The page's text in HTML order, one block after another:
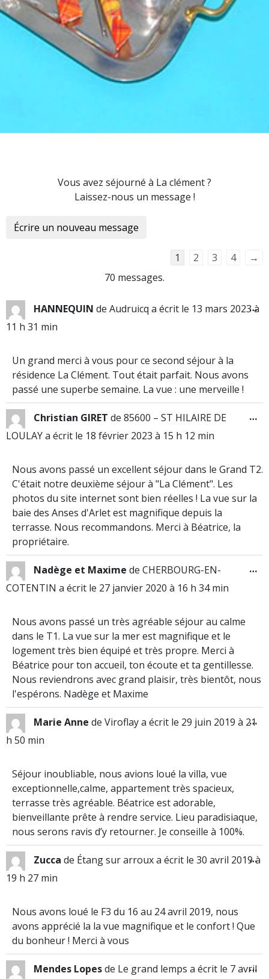
Vous avez séjourné à La clément ?
Laissez-nous un message !
1 2 3 4
→
70 messages.
HANNEQUIN de Audruicq a écrit le 13 mars 2023à
11 h 31 min
Un grand merci à vous pour ce second séjour à la
résidence La Clément. Tout était parfait. Nous avons
passé une superbe semaine. La vue : une merveille !
…
Christian GIRET de 85600 – ST HILAIRE DE
LOULAYa écrit le 18 février 2023 à 15 h 12 min
Nous avons passé un excellent séjour dans le Grand T2.
C'était notre deuxième séjour à "La Clément". Les
photos du site internet sont bien réelles ! La vue sur la
baie des Anses d'Arlet est magnifique depuis la
terrasse. Nous recommandons. Merci à Béatrice, la
propriétaire.
…
Nadège et Maxime de CHERBOURG-EN-
COTENTIN a écrit le 27 janvier 2020 à 16 h 34 min
Nous avons passé un très agréable séjour au calme
dans le T1. La vue sur la mer est magnifique et le
logement très bien équipé et très propre. Merci à
Béatrice pour ton accueil, ton écoute et ta gentillesse.
Nous reviendrons avec grand plaisir, très bientôt, nous
l'espérons. Nadège et Maxime
…
Marie Anne de Viroflaya écrit le 29 juin 2019 à 21
h 50 min
Séjour inoubliable, nous avions loué la villa, vue
exceptionnelle,calme, appartement très spacieux,
terrasse très agréable. Béatrice est adorable,
bienveillante prête à rendre service. Lieu paradisiaque,
nous serons ravis d’y retourner. Je conseille à 100%.
…
Zucca de Étang sur arrouxa écrit le 30 avril 2019à
19 h 27 min
Nous avons loué le F3 du 16 au 24 avril 2019, nous
avons apprécié la la vue magnifique et le confort ! Que
du bonheur ! Merci à vous
…
Mendes Lopesde Le grand lemps a écrit le 7 avril
…